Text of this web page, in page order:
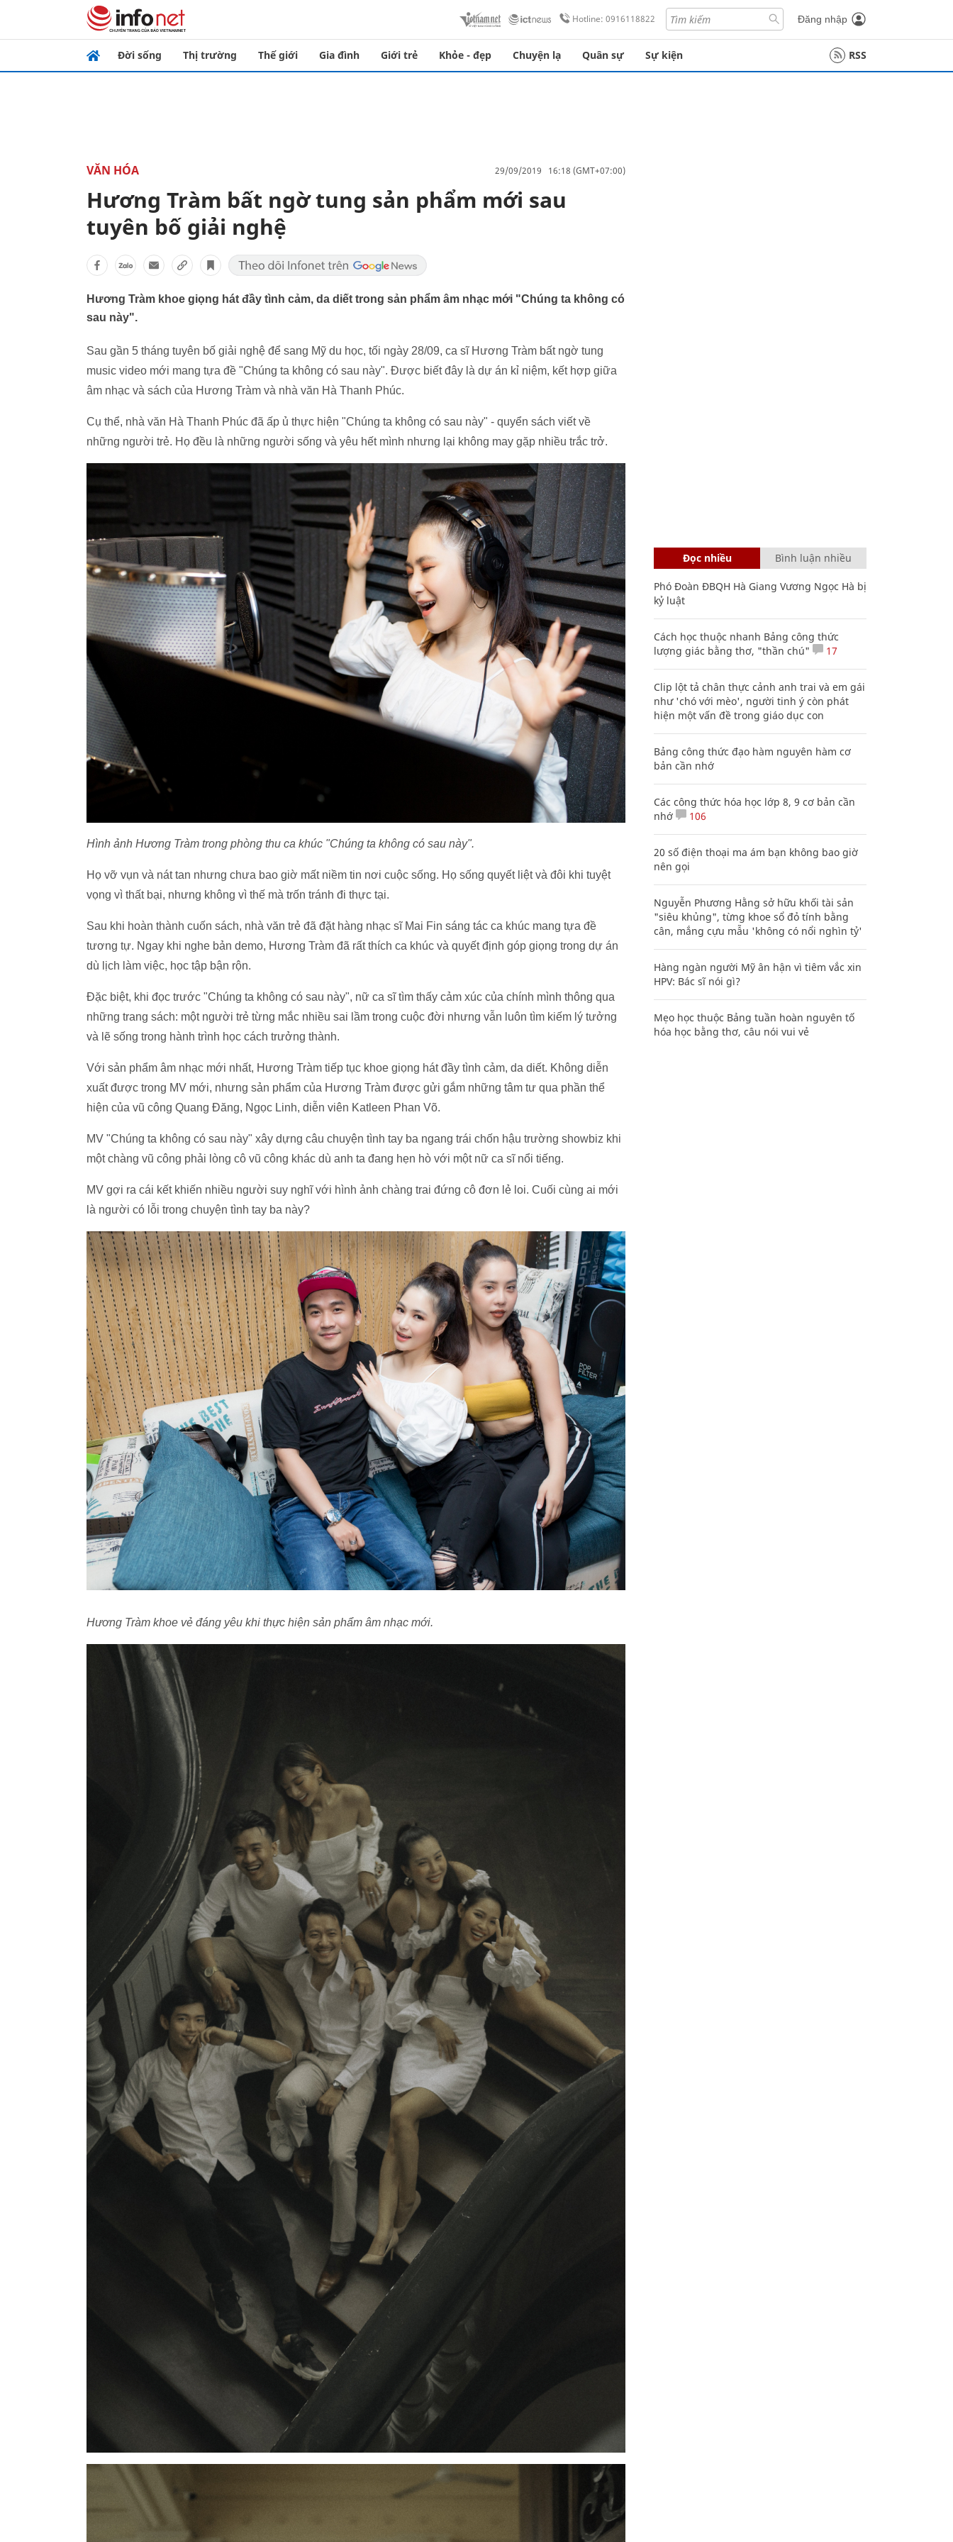
Hotline: 0916118822 Đăng nhập
Đời sống Thị trường Thế giới Gia đình Giới trẻ Khỏe - đẹp Chuyện lạ Quân sự Sự kiện RSS
VĂN HÓA 29/09/2019 16:18 (GMT+07:00)
Hương Tràm bất ngờ tung sản phẩm mới sau
tuyên bố giải nghệ
Hương Tràm khoe giọng hát đầy tình cảm, da diết trong sản phẩm âm nhạc mới "Chúng ta không có
sau này".
Sau gần 5 tháng tuyên bố giải nghệ để sang Mỹ du học, tối ngày 28/09, ca sĩ Hương Tràm bất ngờ tung
music video mới mang tựa đề "Chúng ta không có sau này". Được biết đây là dự án kỉ niệm, kết hợp giữa
âm nhạc và sách của Hương Tràm và nhà văn Hà Thanh Phúc.
Cụ thể, nhà văn Hà Thanh Phúc đã ấp ủ thực hiện "Chúng ta không có sau này" - quyển sách viết về
những người trẻ. Họ đều là những người sống và yêu hết mình nhưng lại không may gặp nhiều trắc trở.
Hình ảnh Hương Tràm trong phòng thu ca khúc "Chúng ta không có sau này".
Họ vỡ vụn và nát tan nhưng chưa bao giờ mất niềm tin nơi cuộc sống. Họ sống quyết liệt và đôi khi tuyệt
vọng vì thất bại, nhưng không vì thế mà trốn tránh đi thực tại.
Sau khi hoàn thành cuốn sách, nhà văn trẻ đã đặt hàng nhạc sĩ Mai Fin sáng tác ca khúc mang tựa đề
tương tự. Ngay khi nghe bản demo, Hương Tràm đã rất thích ca khúc và quyết định góp giọng trong dự án
dù lịch làm việc, học tập bận rộn.
Đặc biệt, khi đọc trước "Chúng ta không có sau này", nữ ca sĩ tìm thấy cảm xúc của chính mình thông qua
những trang sách: một người trẻ từng mắc nhiều sai lầm trong cuộc đời nhưng vẫn luôn tìm kiếm lý tưởng
và lẽ sống trong hành trình học cách trưởng thành.
Với sản phẩm âm nhạc mới nhất, Hương Tràm tiếp tục khoe giọng hát đầy tình cảm, da diết. Không diễn
xuất được trong MV mới, nhưng sản phẩm của Hương Tràm được gửi gắm những tâm tư qua phần thể
hiện của vũ công Quang Đăng, Ngọc Linh, diễn viên Katleen Phan Võ.
MV "Chúng ta không có sau này" xây dựng câu chuyện tình tay ba ngang trái chốn hậu trường showbiz khi
một chàng vũ công phải lòng cô vũ công khác dù anh ta đang hẹn hò với một nữ ca sĩ nổi tiếng.
MV gợi ra cái kết khiến nhiều người suy nghĩ với hình ảnh chàng trai đứng cô đơn lẻ loi. Cuối cùng ai mới
là người có lỗi trong chuyện tình tay ba này?
Hương Tràm khoe vẻ đáng yêu khi thực hiện sản phẩm âm nhạc mới.
Đọc nhiều Bình luận nhiều
Phó Đoàn ĐBQH Hà Giang Vương Ngọc Hà bị
kỷ luật
Cách học thuộc nhanh Bảng công thức
lượng giác bằng thơ, "thần chú"
17
Clip lột tả chân thực cảnh anh trai và em gái
như 'chó với mèo', người tinh ý còn phát
hiện một vấn đề trong giáo dục con
Bảng công thức đạo hàm nguyên hàm cơ
bản cần nhớ
Các công thức hóa học lớp 8, 9 cơ bản cần
nhớ
106
20 số điện thoại ma ám bạn không bao giờ
nên gọi
Nguyễn Phương Hằng sở hữu khối tài sản
"siêu khủng", từng khoe sổ đỏ tính bằng
cân, mắng cựu mẫu 'không có nổi nghìn tỷ'
Hàng ngàn người Mỹ ân hận vì tiêm vắc xin
HPV: Bác sĩ nói gì?
Mẹo học thuộc Bảng tuần hoàn nguyên tố
hóa học bằng thơ, câu nói vui vẻ